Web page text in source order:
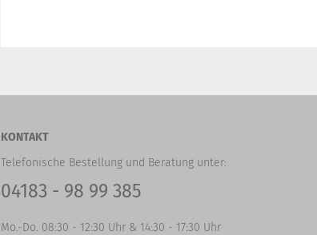
KONTAKT
Telefonische Bestellung und Beratung unter:
04183 - 98 99 385
Mo.-Do. 08:30 - 12:30 Uhr & 14:30 - 17:30 Uhr